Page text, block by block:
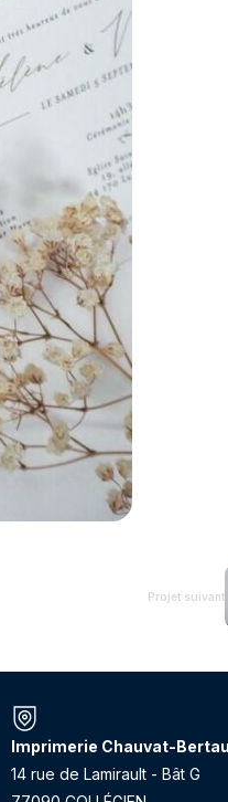
Projet suivant
Imprimerie Chauvat-Bertau
14 rue de Lamirault - Bât G